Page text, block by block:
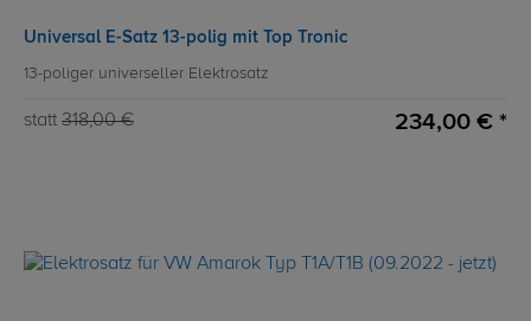
Universal E-Satz 13-polig mit Top Tronic
13-poliger universeller Elektrosatz
statt 318,00 € 234,00 € *